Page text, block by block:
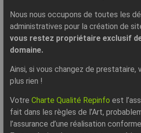
Nous nous occupons de toutes les
administratives pour la création de
vous restez propriétaire exclusif
domaine.
Ainsi, si vous changez de prestataire,
plus rien !
Votre Charte Qualité Repinfo est
fait dans les règles de l’Art,
l’assurance d’une réalisation